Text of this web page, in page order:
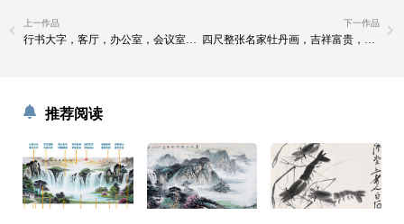
上一作品 下一作品
推荐阅读